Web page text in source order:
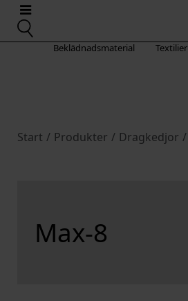
Beklädnadsmaterial Textilier
Start / Produkter / Dragkedjor /
Max-8